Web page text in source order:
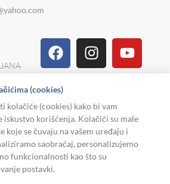
FacebookInstagram
Linkedin
Viber
TiktokPinterest
(cookies)
kolačiće (cookies) kako bi vam
iskustvo korišćenja. Kolačići su male
koje se čuvaju na vašem uređaju i
saobraćaj, personalizujemo
funkcionalnosti kao što su
postavki.